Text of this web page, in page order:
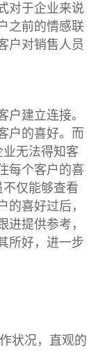
对于企业来说
之前的情感联
户对销售人员
户建立连接。
户的喜好。而
无法得知客
每个客户的喜
仅能够查看
的喜好过后，
进提供参考，
所好，进一步
状况，直观的